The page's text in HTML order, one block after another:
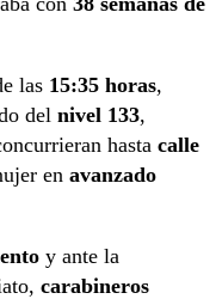
las 15:35 horas,
del nivel 133,
hasta calle
en avanzado
y ante la
carabineros